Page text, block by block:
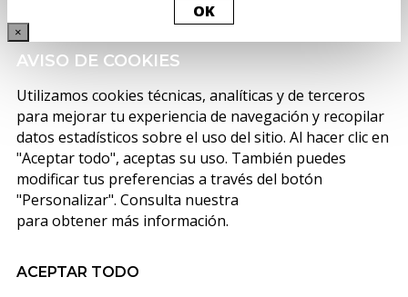
OK
×
AVISO DE COOKIES
Utilizamos cookies técnicas, analíticas y de terceros
para mejorar tu experiencia de navegación y recopilar
datos estadísticos sobre el uso del sitio. Al hacer clic en
"Aceptar todo", aceptas su uso. También puedes
modificar tus preferencias a través del botón
"Personalizar". Consulta nuestra
para obtener más información.
ACEPTAR TODO